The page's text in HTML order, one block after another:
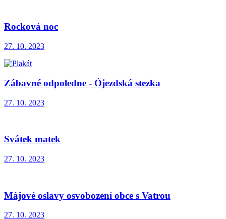
Rocková noc
27. 10. 2023
Zábavné odpoledne - Ójezdská stezka
27. 10. 2023
Svátek matek
27. 10. 2023
Májové oslavy osvobození obce s Vatrou
27. 10. 2023